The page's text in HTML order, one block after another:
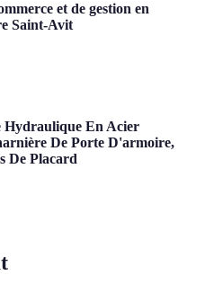
et de gestion en
Saint-Avit
Hydraulique En Acier
De Porte D'armoire,
De Placard